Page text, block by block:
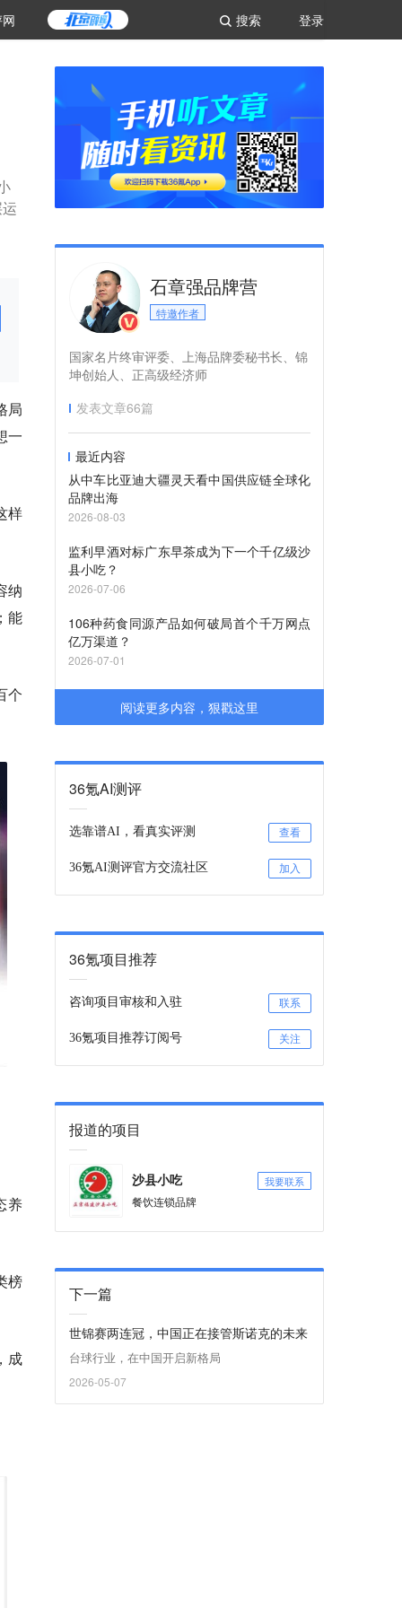
登录
搜索
局
一
样
纳
能
个
养
榜
成
石章强品牌营
特邀作者
国家名片终审评委、上海品牌委秘书长、锦
坤创始人、正高级经济师
发表文章66篇
最近内容
从中车比亚迪大疆灵天看中国供应链全球化
品牌出海
2026-08-03
监利早酒对标广东早茶成为下一个千亿级沙
县小吃？
2026-07-06
106种药食同源产品如何破局首个千万网点
亿万渠道？
2026-07-01
阅读更多内容，狠戳这里
36氪AI测评
选靠谱AI，看真实评测 查看
36氪AI测评官方交流社区 加入
36氪项目推荐
咨询项目审核和入驻 联系
36氪项目推荐订阅号 关注
报道的项目
沙县小吃 我要联系
餐饮连锁品牌
下一篇
世锦赛两连冠，中国正在接管斯诺克的未来
台球行业，在中国开启新格局
2026-05-07